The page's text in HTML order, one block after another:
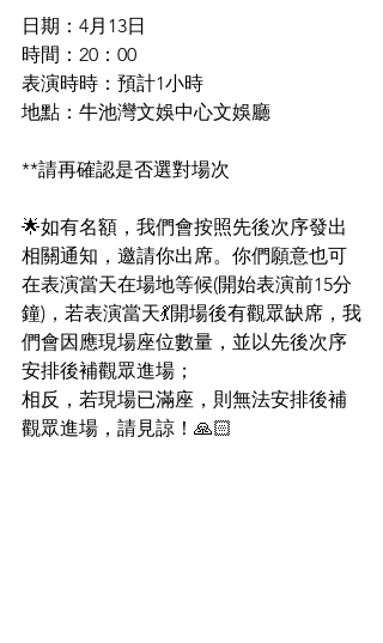
日期：4月13日
時間：20：00
表演時時：預計1小時
地點：牛池灣文娛中心文娛廳
**請再確認是否選對場次
🌟如有名額，我們會按照先後次序發出
相關通知，邀請你出席。你們願意也可
在表演當天在場地等候(開始表演前15分
鐘)，若表演當天💃開場後有觀眾缺席，我
們會因應現場座位數量，並以先後次序
安排後補觀眾進場；
相反，若現場已滿座，則無法安排後補
觀眾進場，請見諒！🙏🏻